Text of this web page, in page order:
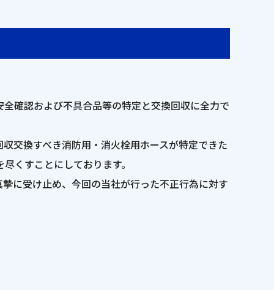
確認および不具合品等の特定と交換回収に全力で
交換すべき消防用・消火栓用ホースが特定できた
くすことにしております。
に受け止め、今回の当社が行った不正行為に対す